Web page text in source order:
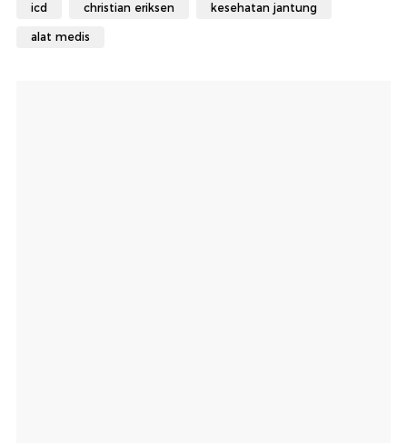
icd christian eriksen kesehatan jantung
alat medis